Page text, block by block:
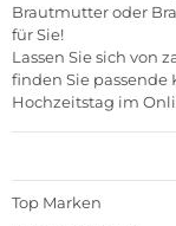
Brautmutter oder
für Sie!
Lassen Sie sich von
finden Sie passende
Hochzeitstag im
Top Marken